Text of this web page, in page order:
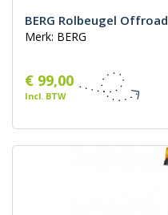
BERG Rolbeugel Offroad
Merk: BERG
€ 99,00
Incl. BTW